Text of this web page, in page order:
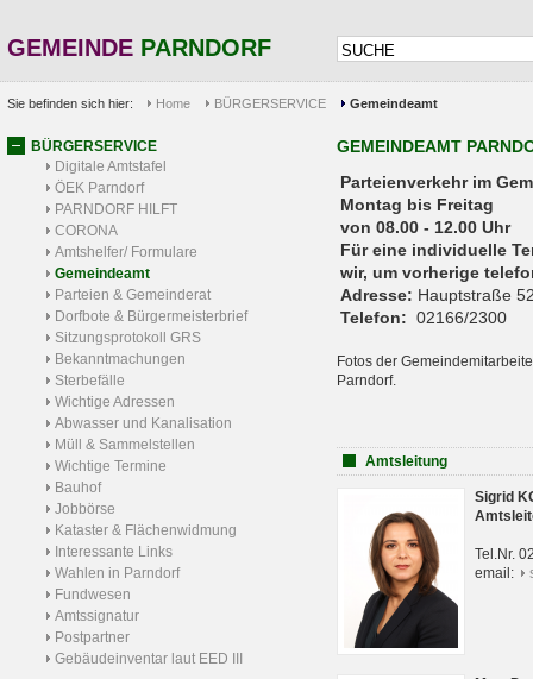
GEMEINDE PARNDORF
Sie befinden sich hier: Home BÜRGERSERVICE Gemeindeamt
BÜRGERSERVICE
Digitale Amtstafel
ÖEK Parndorf
PARNDORF HILFT
CORONA
Amtshelfer/ Formulare
Gemeindeamt
Parteien & Gemeinderat
Dorfbote & Bürgermeisterbrief
Sitzungsprotokoll GRS
Bekanntmachungen
Sterbefälle
Wichtige Adressen
Abwasser und Kanalisation
Müll & Sammelstellen
Wichtige Termine
Bauhof
Jobbörse
Kataster & Flächenwidmung
Interessante Links
Wahlen in Parndorf
Fundwesen
Amtssignatur
Postpartner
Gebäudeinventar laut EED III
GEMEINDEAMT
Parteienverkehr
Montag bis Freitag
von 08.00 - 12.00 Uhr
Für eine individuelle
wir, um vorherige
Adresse: Hauptstraße
Telefon: 02166/2300
Fotos der
Parndorf.
Amtsleitung
Sigrid
Tel.Nr.
email: